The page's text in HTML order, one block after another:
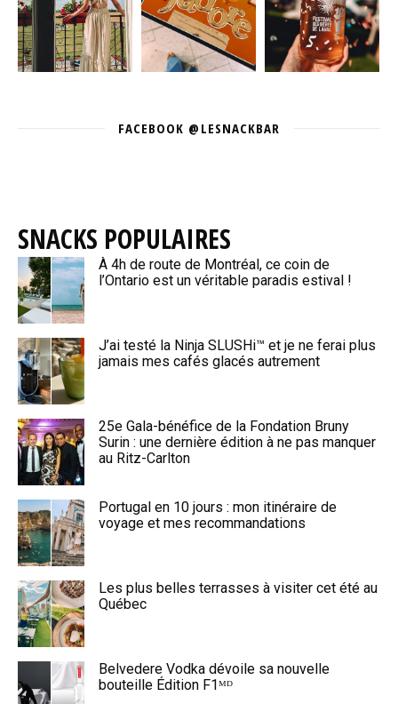
FACEBOOK @LESNACKBAR
SNACKS POPULAIRES
À 4h de route de Montréal, ce coin de
l’Ontario est un véritable paradis estival !
J’ai testé la Ninja SLUSHi™ et je ne ferai plus
jamais mes cafés glacés autrement
25e Gala-bénéfice de la Fondation Bruny
Surin : une dernière édition à ne pas manquer
au Ritz-Carlton
Portugal en 10 jours : mon itinéraire de
voyage et mes recommandations
Les plus belles terrasses à visiter cet été au
Québec
Belvedere Vodka dévoile sa nouvelle
bouteille Édition F1ᴹᴰ